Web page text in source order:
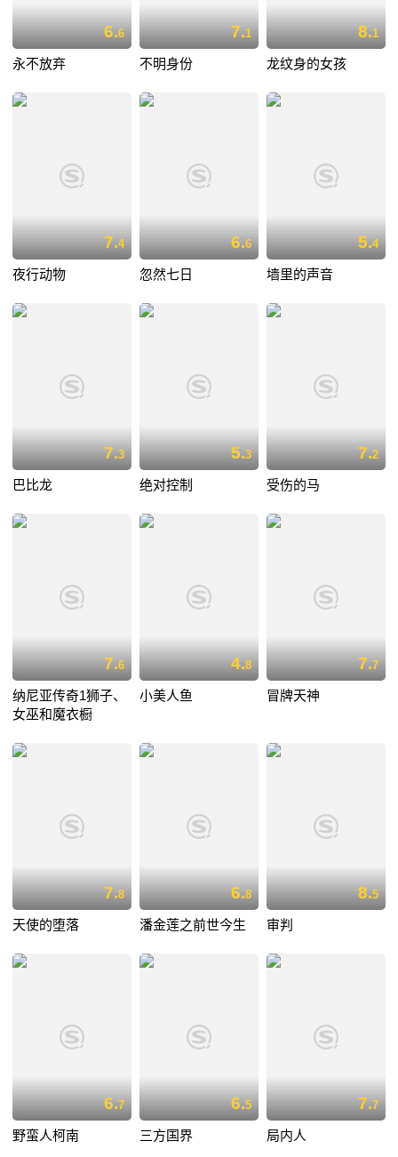
6.6
永不放弃
7.1
不明身份
8.1
龙纹身的女孩
7.4
夜行动物
6.6
忽然七日
5.4
墙里的声音
7.3
巴比龙
5.3
绝对控制
7.2
受伤的马
7.6
纳尼亚传奇1狮子、
女巫和魔衣橱
4.8
小美人鱼
7.7
冒牌天神
7.8
天使的堕落
6.8
潘金莲之前世今生
8.5
审判
6.7
野蛮人柯南
6.5
三方国界
7.7
局内人